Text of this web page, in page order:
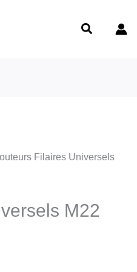
Rechercher
Filaires Universels
M22
Universels